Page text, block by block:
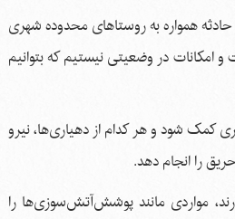
همواره به روستاهای محدوده شهری
امکانات در وضعیتی نیستیم که بتوانیم
کمک شود و هر کدام از دهیاری‌ها، نیرو
را انجام دهد.
مواردی مانند پوشش‌آتش‌سوزی‌ها را